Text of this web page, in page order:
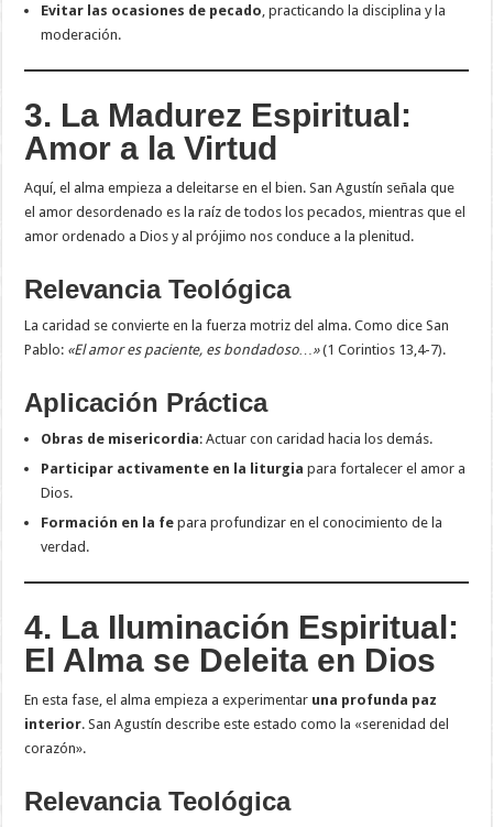
Evitar las ocasiones de pecado , practicando la disciplina y la
moderación.
3. La Madurez Espiritual:
Amor a la Virtud
Aquí, el alma empieza a deleitarse en el bien. San Agustín señala que
el amor desordenado es la raíz de todos los pecados, mientras que el
amor ordenado a Dios y al prójimo nos conduce a la plenitud.
Relevancia Teológica
La caridad se convierte en la fuerza motriz del alma. Como dice San
Pablo: «El amor es paciente, es bondadoso…»(1 Corintios 13,4-7).
Aplicación Práctica
Obras de misericordia: Actuar con caridad hacia los demás.
Participar activamente en la liturgia para fortalecer el amor a
Dios.
Formación en la fe para profundizar en el conocimiento de la
verdad.
4. La Iluminación Espiritual:
El Alma se Deleita en Dios
En esta fase, el alma empieza a experimentar una profunda paz
interior. San Agustín describe este estado como la «serenidad del
corazón».
Relevancia Teológica